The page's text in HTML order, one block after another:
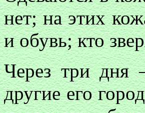
нет; на этих
и обувь; кто
Через три
другие его